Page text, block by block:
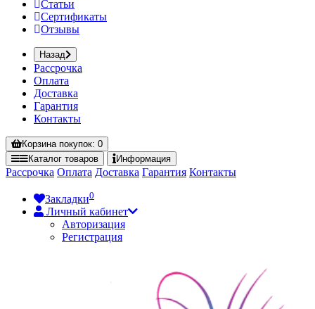
Статьи
Сертификаты
Отзывы
Назад
Рассрочка
Оплата
Доставка
Гарантия
Контакты
Корзинапокупок: 0
Каталог товаров Информация
Рассрочка Оплата Доставка Гарантия Контакты
Закладки0
Личный кабинет
Авторизация
Регистрация